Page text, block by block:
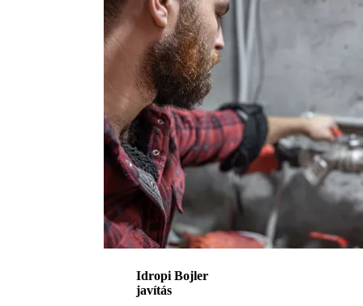
Idropi Bojler
javítás